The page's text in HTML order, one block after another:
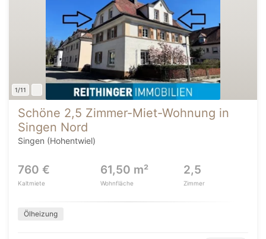
1/11
Schöne 2,5 Zimmer-Miet-Wohnung in
Singen Nord
Singen (Hohentwiel)
760 €
Kaltmiete
61,50 m²
Wohnfläche
2,5
Zimmer
Ölheizung